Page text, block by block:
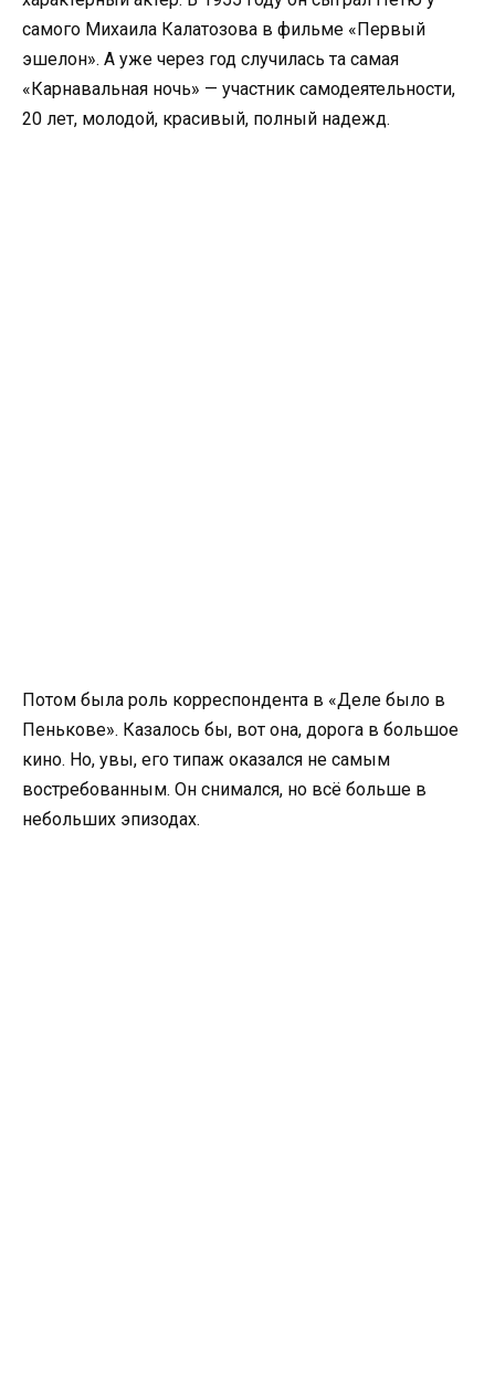
самого Михаила Калатозова в фильме «Первый
эшелон». А уже через год случилась та самая
«Карнавальная ночь» — участник самодеятельности,
20 лет, молодой, красивый, полный надежд.
Потом была роль корреспондента в «Деле было в
Пенькове». Казалось бы, вот она, дорога в большое
кино. Но, увы, его типаж оказался не самым
востребованным. Он снимался, но всё больше в
небольших эпизодах.